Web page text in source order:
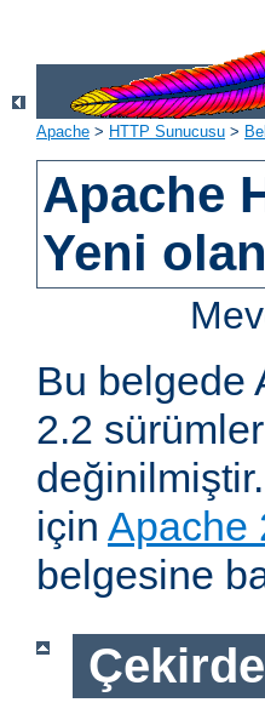
Apache > HTTP Sunucusu >
Apache
Yeni
Bu belgede
2.2
için Apache
belgesine